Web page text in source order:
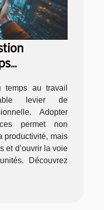
?
temps au travail
levier de
Adopter
permet non
productivité, mais
et d’ouvrir la voie
Découvrez